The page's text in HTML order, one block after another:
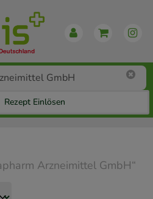
Rezept Einlösen
Arzneimittel GmbH“